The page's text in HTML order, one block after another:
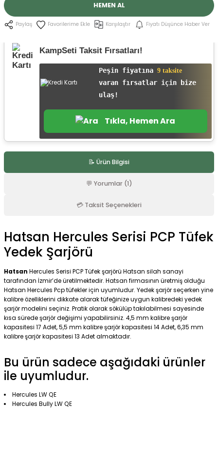
HEMEN AL
Paylaş Karşılaştır Fiyatı Düşünce Haber Ver
KampSeti Taksit Fırsatları!
Peşin fiyatına 9 taksite
varan fırsatlar için bize
ulaş!
Tıkla, Hemen Ara
📝 Ürün Bilgisi
💬 Yorumlar (1)
💳 Taksit Seçenekleri
Hatsan Hercules Serisi PCP Tüfek
Yedek Şarjörü
Hatsan Hercules Serisi PCP Tüfek şarjörü Hatsan silah sanayi
tarafından İzmir’de üretilmektedir. Hatsan firmasının üretmiş olduğu
Hatsan Hercules Pcp tüfekler için uyumludur. Yedek şarjör seçerken yine
kalibre özelliklerini dikkate alarak tüfeğinize uygun kalibredeki yedek
şarjör modelini seçiniz. Pratik olarak sökülüp takılabilmesi sayesinde
kısa sürede şarjör değişimi yapabilirsiniz. 4,5 mm kalibre şarjör
kapasitesi 17 Adet, 5,5 mm kalibre şarjör kapasitesi 14 Adet, 6,35 mm
kalibre şarjör kapasitesi 13 Adet almaktadır.
Bu ürün sadece aşağıdaki ürünler
ile uyumludur.
Hercules LW QE
Hercules Bully LW QE